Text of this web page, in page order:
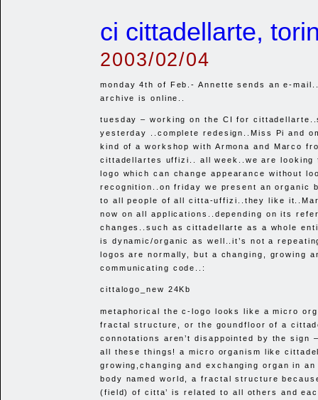
ci cittadellarte,
2003/02/04
monday 4th of Feb.- Annette sends an e-
archive is online..
tuesday – working on the CI for
yesterday ..complete redesign..Miss Pi and
kind of a workshop with Armona and Marco
cittadellartes uffizi.. all week..we are looking
logo which can change appearance without
recognition..on friday we present an organic
to all people of all citta-uffizi..they like
now on all applications..depending on its
changes..such as cittadellarte as a whole
is dynamic/organic as well..it’s not a
logos are normally, but a changing, growing
communicating code..:
cittalogo_new 24Kb
metaphorical the c-logo looks like a micro
fractal structure, or the goundfloor of a
connotations aren’t disappointed by the sign
all these things! a micro organism like
growing,changing and exchanging organ in
body named world, a fractal structure
(field) of citta’ is related to all others and